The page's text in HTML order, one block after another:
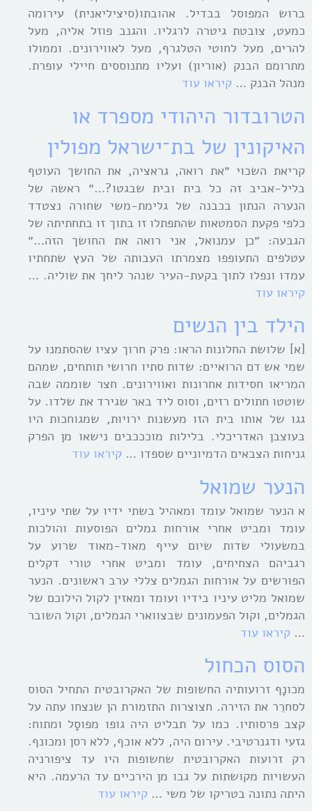
ברוש המפוסל בבדיל. אהובתו(סיציליאנית) עירומה
כמעט, צובטת גיטרה לרגליו. והגנב פוזל אליה, מעל
להרים, מעל לחוטי הטלגרף, מעל לאווירונים. וממולו
מתרומם הבנק (אוריון) ועליו מתנוססים חיילי עופרת.
מנהל הבנק … קיראו עוד
הטרובדור היהודי מספרד או
האיקונין של בת־ישראל מפולין
קריאת השכוי ״את רואה, גראציה, את החושך העוטף
בליל-אביב זה כל בית ובית שבגטו?…״ ראשה של
הנערה הנתון בכבנה של גלימת-משי שחורה נצטדד
כלפי פקעת הסמטאות שהתפתלו זו בתוך זו בתחתיתה של
הגבעה: ״כן עמנואל, אני רואה את החושך הזה…״
עטלפים התעופפו מצמרתו העבותה של העץ שתחתיו
עמדו ונפלו לתוך בקעת-העיר שנהר ליחך את שוליה. …
קיראו עוד
הילד בין הנשים
[א] שלושת החלונות הראו: פרק חרוך עציו שהסתמנו על
שמי אש דם הרואיים: שדות סתיו חרושי תותחים, שמהם
המריאו חסידות אחרונות ואווירונים. חצר שוממה שבה
שוטטו חתולים רזים, וסוס ליד באר שגירד את שלדו. על
גגו של אותו בית הזו מעשנות ירויות, שמגוחכות היו
בעוצבן האדריכלי. בלילות מוכככבים נישאו מן הפרק
גניחות הצבאים הדמיוניים שספדו … קיראו עוד
הנער שמואל
א הנער שמואל עומד ומאהיל בשתי ידיו על שתי עיניו,
עומד ומביט אחרי אורחות גמלים הפוסעות והולכות
במשעולי שדות שיום עייף מאוד-מאוד שרוע על
רגביהם הצחיחים, עומד ומביט אחרי טורי דקלים
הפורשים על אורחות הגמלים צללי ערב ראשונים. הנער
שמואל מליט עיניו בידיו ועומד ומאזין לקול הילוכם של
הגמלים, וקול הפעמונים שבצווארי הגמלים, וקול השובר
… קיראו עוד
הסוס הכחול
מכונָף זרועותיה החשופות של האקרובטית התחיל הסוס
לסחרֵר את הזירה. חצוצרות התזמורת הן שנצחו עתה על
קצב פרסותיו. כמו על תבליט היה גופו מפוסָל ומתוח:
גזעי ודגנרטיבי. עירום היה, ללא אוכף, ללא רסן ומכונף.
רק זרועות האקרובטית שחשופות היו עד ציפורניה
העשויות מקושתות על גבו מן הירכיים עד הרעמה. היא
היתה נתונה בטריקו של משי … קיראו עוד